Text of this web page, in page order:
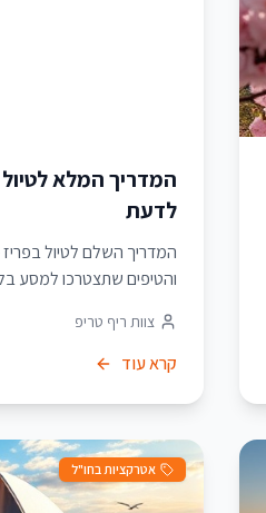
המדריך המלא
לדעת
המדריך השלם לטיול
והטיפים שתצטרכו למסע
צוות ריף טריפ
קרא עוד
אטרקציות בחו"ל